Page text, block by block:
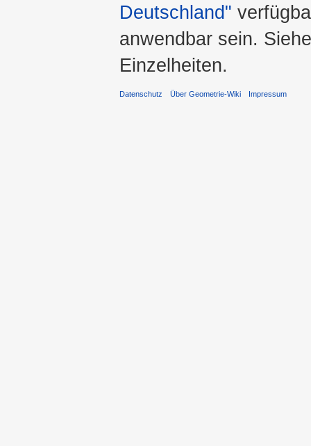
Deutschland"
anwendbar sein.
Einzelheiten.
Datenschutz Über Geometrie-Wiki Impressum